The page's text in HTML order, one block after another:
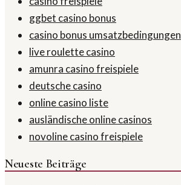
ggbet casino bonus
casino bonus umsatzbedingungen
live roulette casino
amunra casino freispiele
deutsche casino
online casino liste
ausländische online casinos
novoline casino freispiele
Neueste Beiträge